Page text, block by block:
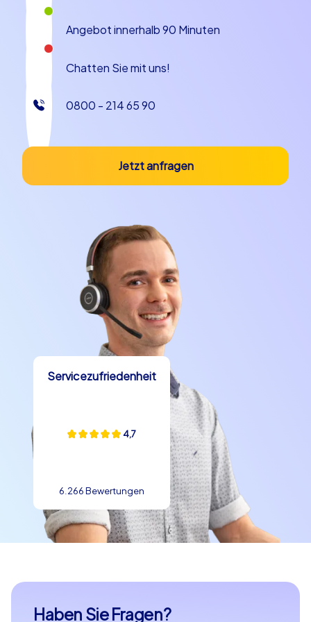
Servicezufriedenheit
4,7
6.266 Bewertungen
Angebot innerhalb 90 Minuten
Chatten Sie mit uns!
0800 - 214 65 90
Jetzt anfragen
Haben Sie Fragen?